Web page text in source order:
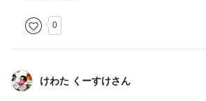
0
けわた くーすけさん